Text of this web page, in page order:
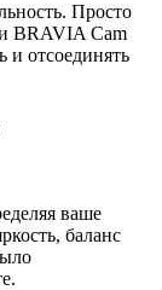
Просто
BRAVIA Cam
отсоединять
ваше
баланс